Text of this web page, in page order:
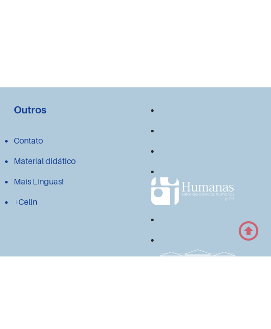
Outros
Contato
Material didático
Mais Línguas!
+Celin